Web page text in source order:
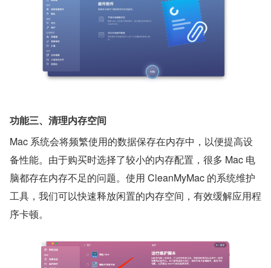
功能三、清理内存空间
Mac 系统会将频繁使用的数据保存在内存中，以便提高设
备性能。由于购买时选择了较小的内存配置，很多 Mac 电
脑都存在内存不足的问题。使用 CleanMyMac 的系统维护
工具，我们可以快速释放闲置的内存空间，有效缓解应用程
序卡顿。